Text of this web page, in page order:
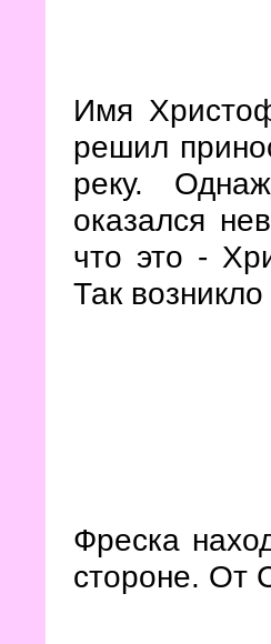
Имя
решил
реку.
оказался
что это -
Так
Фреска
стороне. От